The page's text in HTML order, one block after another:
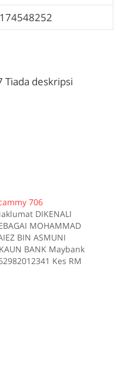
Tiada deskripsi
706
DIKENALI
MOHAMMAD
BIN ASMUNI
BANK Maybank
Kes RM